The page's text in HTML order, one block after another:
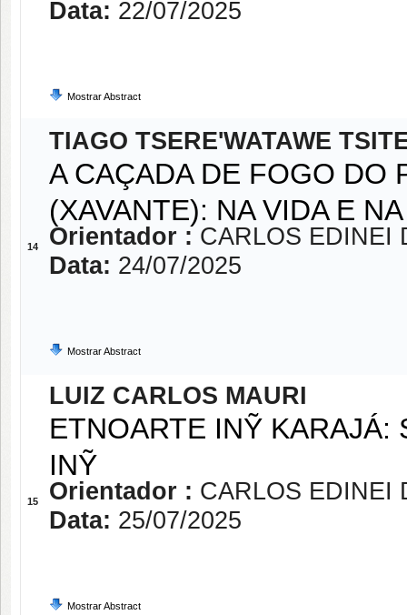
Data: 22/07/2025
Mostrar Abstract
14
TIAGO TSERE'WATAWE
A CAÇADA DE FOGO DO
(XAVANTE): NA VIDA E
Orientador : CARLOS EDINEI
Data: 24/07/2025
Mostrar Abstract
15
LUIZ CARLOS MAURI
ETNOARTE INỸ KARAJÁ:
INỸ
Orientador : CARLOS EDINEI
Data: 25/07/2025
Mostrar Abstract